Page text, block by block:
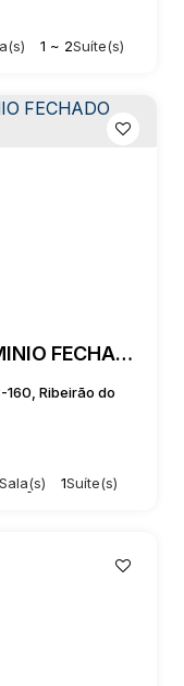
1 ~ 2Suíte(s)
CASA INDIVIDUAL CONDOMINIO FECHADO VIVERE
Ribeirão do
Sala(s) 1Suíte(s)
125m²